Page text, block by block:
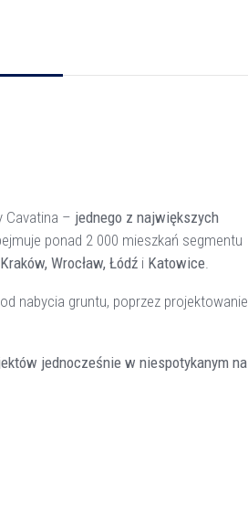
Cavatina – jednego z największych
ponad 2 000 mieszkań segmentu
Kraków, Wrocław, Łódź i Katowice
nabycia gruntu, poprzez projektowanie
jednocześnie w niespotykanym na